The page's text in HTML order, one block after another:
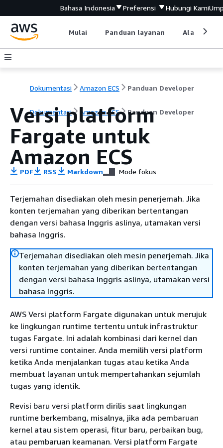
Bahasa Indonesia Preferensi Hubungi Kami
Mulai Panduan layanan Alat
Dokumentasi Amazon ECS Panduan Developer
Dokumentasi Amazon ECS Panduan Developer
Versi platform
Fargate untuk
Amazon ECS
PDF RSS Markdown Mode fokus
Terjemahan disediakan oleh mesin penerjemah. Jika
konten terjemahan yang diberikan bertentangan
dengan versi bahasa Inggris aslinya, utamakan versi
bahasa Inggris.
Terjemahan disediakan oleh mesin penerjemah. Jika
konten terjemahan yang diberikan bertentangan
dengan versi bahasa Inggris aslinya, utamakan versi
bahasa Inggris.
AWS Versi platform Fargate digunakan untuk merujuk
ke lingkungan runtime tertentu untuk infrastruktur
tugas Fargate. Ini adalah kombinasi dari kernel dan
versi runtime container. Anda memilih versi platform
ketika Anda menjalankan tugas atau ketika Anda
membuat layanan untuk mempertahankan sejumlah
tugas yang identik.
Revisi baru versi platform dirilis saat lingkungan
runtime berkembang, misalnya, jika ada pembaruan
kernel atau sistem operasi, fitur baru, perbaikan bug,
atau pembaruan keamanan. Versi platform Fargate